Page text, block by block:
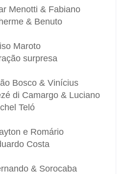
Menotti & Fabiano
& Benuto
Maroto
surpresa
Bosco & Vinícius
di Camargo & Luciano
Teló
e Romário
Costa
& Sorocaba